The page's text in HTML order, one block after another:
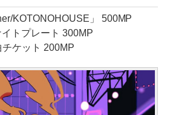
KOTONOHOUSE」 500MP
トプレート 300MP
ケット 200MP